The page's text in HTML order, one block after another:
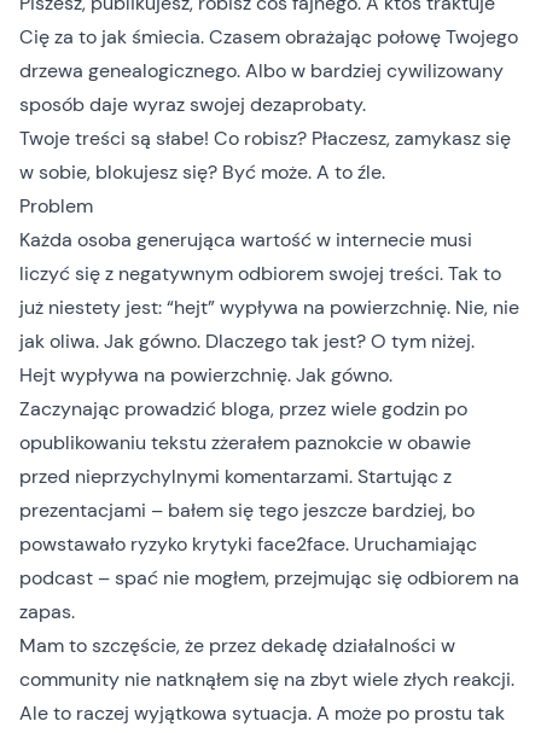
Cię za to jak śmiecia. Czasem obrażając połowę Twojego
drzewa genealogicznego. Albo w bardziej cywilizowany
sposób daje wyraz swojej dezaprobaty.
Twoje treści są słabe! Co robisz? Płaczesz, zamykasz się
w sobie, blokujesz się? Być może. A to źle.
Problem
Każda osoba generująca wartość w internecie musi
liczyć się z negatywnym odbiorem swojej treści. Tak to
już niestety jest: “hejt” wypływa na powierzchnię. Nie, nie
jak oliwa. Jak gówno. Dlaczego tak jest? O tym niżej.
Hejt wypływa na powierzchnię. Jak gówno.
Zaczynając prowadzić bloga, przez wiele godzin po
opublikowaniu tekstu zżerałem paznokcie w obawie
przed nieprzychylnymi komentarzami. Startując z
prezentacjami – bałem się tego jeszcze bardziej, bo
powstawało ryzyko krytyki face2face. Uruchamiając
podcast – spać nie mogłem, przejmując się odbiorem na
zapas.
Mam to szczęście, że przez dekadę działalności w
community nie natknąłem się na zbyt wiele złych reakcji.
Ale to raczej wyjątkowa sytuacja. A może po prostu tak